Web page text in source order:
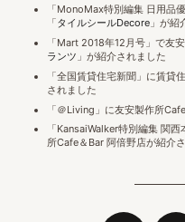
「MonoMax特別編集 日用品
「タイルシールDecore」が紹
「Mart 2018年12月号」で友
ランツ 」が紹介されました
「全国賃貸住宅新聞」に賃貸
されました
「＠Living」に友安製作所
「KansaiWalker特別編集 関
所Cafe＆Bar 阿倍野店が紹介